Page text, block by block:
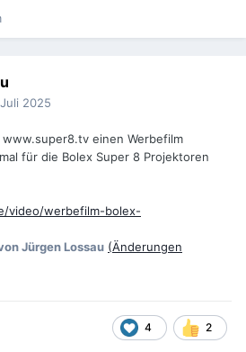
2025
einen Werbefilm
für die Bolex Super 8 Projektoren
video/werbefilm-bolex-
Jürgen Lossau (Änderungen
4 2